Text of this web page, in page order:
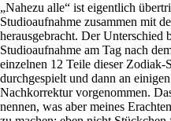
„Nahezu alle“ ist eigentlich
Studioaufnahme zusammen mit
herausgebracht. Der Unterschied
Studioaufnahme am Tag nach
einzelnen 12 Teile dieser
durchgespielt und dann an
Nachkorrektur vorgenommen.
nennen, was aber meines